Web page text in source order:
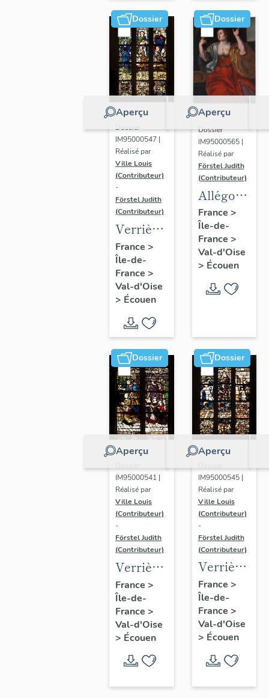
France.
Dossier
Aperçu
Dossier
IM95000547 |
Réalisé par
Ville Louis
(Contributeur)
-
Förstel Judith
(Contributeur)
Verrière
de la
baie 8 :
Vierge
de
douleur,
avec la
donatrice
Antoinette
de la
Marck et
ses filles
France >
Île-de-
France >
Val-d'Oise
> Écouen
Dossier
Aperçu
Dossier
IM95000565 |
Réalisé par
Förstel Judith
(Contributeur)
Allégories
du
Toucher
et de la
Vue.
France >
Île-de-
France >
Val-d'Oise
> Écouen
Dossier
Aperçu
IM95000541 |
Réalisé par
Ville Louis
(Contributeur)
-
Förstel Judith
(Contributeur)
Verrière
de la
baie 2 :
scènes
de la
Passion,
avec
donatrices
France >
Île-de-
France >
Val-d'Oise
> Écouen
Dossier
Aperçu
IM95000545 |
Réalisé par
Ville Louis
(Contributeur)
-
Förstel Judith
(Contributeur)
Verrière
de la
baie 6 :
Pietà et
donateurs
France >
Île-de-
France >
Val-d'Oise
> Écouen